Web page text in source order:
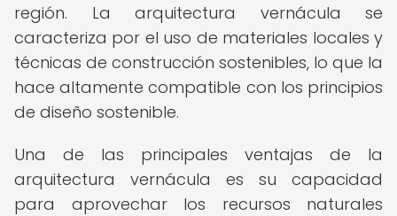
región. La arquitectura vernácula se
caracteriza por el uso de materiales locales y
técnicas de construcción sostenibles, lo que la
hace altamente compatible con los principios
de diseño sostenible.
Una de las principales ventajas de la
arquitectura vernácula es su capacidad
para aprovechar los recursos naturales